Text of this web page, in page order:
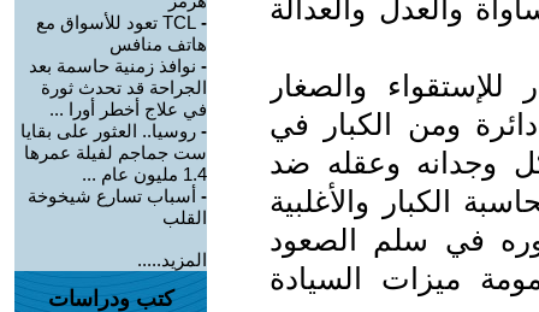
والعدل والعدالة
للإستقواء والصغار
ومن الكبار في
وجدانه وعقله ضد
الكبار والأغلبية
في سلم الصعود
ميزات السيادة
-
TCL تعود للأسواق مع
هاتف منافس
- نوافذ زمنية حاسمة بعد
الجراحة قد تحدث ثورة
في علاج أخطر أورا ...
- روسيا.. العثور على بقايا
ست جماجم لفيلة عمرها
1.4 مليون عام ...
- أسباب تسارع شيخوخة
القلب
المزيد.....
كتب ودراسات